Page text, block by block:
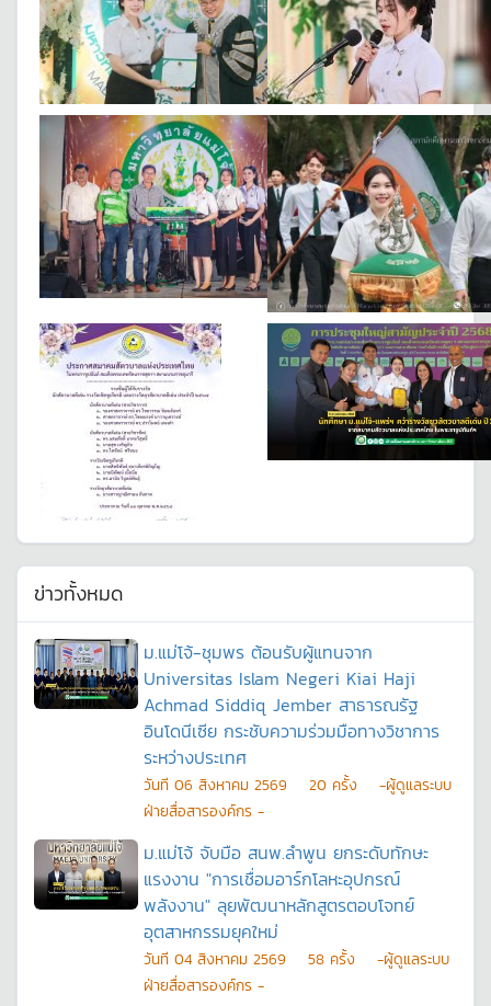
ข่าวทั้งหมด
ม.แม่โจ้-ชุมพร ต้อนรับผู้แทนจาก
Universitas Islam Negeri Kiai Haji
Achmad Siddiq Jember สาธารณรัฐ
อินโดนีเซีย กระชับความร่วมมือทางวิชาการ
ระหว่างประเทศ
วันที 06 สิงหาคม 2569 20 ครั้ง
-ผู้ดูแลระบบ
ฝ่ายสื่อสารองค์กร -
ม.แม่โจ้ จับมือ สนพ.ลำพูน ยกระดับทักษะ
แรงงาน "การเชื่อมอาร์กโลหะอุปกรณ์
พลังงาน" ลุยพัฒนาหลักสูตรตอบโจทย์
อุตสาหกรรมยุคใหม่
วันที 04 สิงหาคม 2569 58 ครั้ง
-ผู้ดูแลระบบ
ฝ่ายสื่อสารองค์กร -